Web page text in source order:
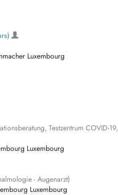
Luxembourg
Testzentrum COVID-19,
Luxembourg
- Augenarzt)
Luxembourg